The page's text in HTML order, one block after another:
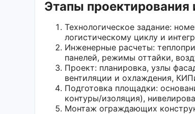
Этапы проектирования
Технологическое задание:
логистическому циклу и
Инженерные расчеты:
панелей, режимы оттайки,
Проект: планировка, узлы
вентиляции и охлаждения,
Подготовка площадки:
контуры/изоляция),
Монтаж ограждающих